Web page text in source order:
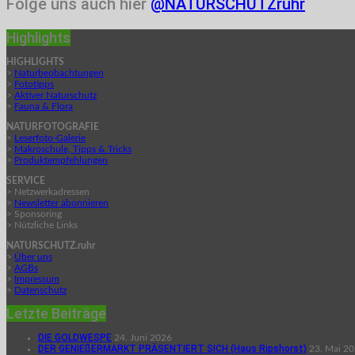
Folge uns auch hier @NATURSCHUTZruhr
Highlights
HIGHLIGHTS
> Naturbeobachtungen
> Fototipps
> Aktiver Naturschutz
> Fauna & Flora
NATURFOTOGRAFIE
> Leserfoto-Galerie
> Makroschule, Tipps & Tricks
> Produktempfehlungen
SERVICE
> Netzwerkadressen
> Newsletter abonnieren
> Sponsoring
> Nützliche Links
NATURSCHUTZ.ruhr
> Über uns
> AGBs
> Impressum
> Datenschutz
Letzte Beiträge
DIE GOLDWESPE 24. Juni 2026
DER GENIEßERMARKT PRÄSENTIERT SICH (Haus Ripshorst) 23. Mai